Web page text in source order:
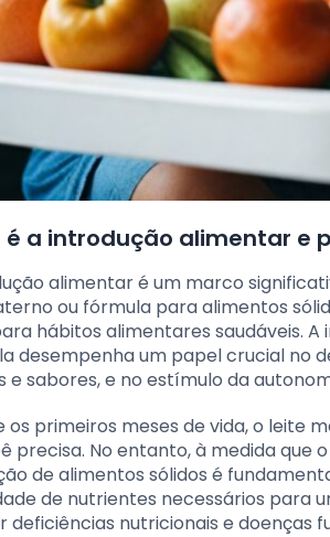
é a introdução alimentar e
alimentar é um marco
ou fórmula para alimentos
hábitos alimentares saudáveis.
desempenha um papel crucial no
e sabores, e no estímulo da
os primeiros meses de vida, o leite
precisa. No entanto, à medida que
de alimentos sólidos é
de nutrientes necessários para
deficiências nutricionais e doenças